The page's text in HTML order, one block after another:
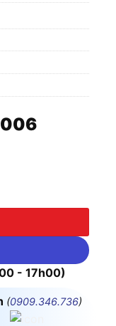
- 17h00)
(0909.346.736)